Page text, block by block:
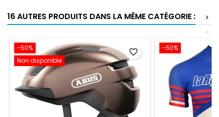
16 AUTRES PRODUITS DANS LA MÊME CATÉGORIE :
>
<
-50%
Non disponible
favorite_border -50%